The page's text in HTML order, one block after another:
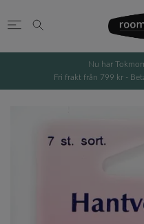
Nu har
Fri frakt från 799 kr -